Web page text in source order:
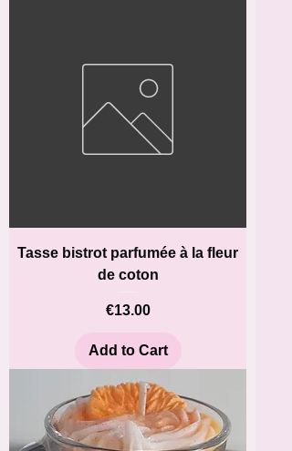
Tasse bistrot parfumée à la fleur
de coton
Price
€13.00
Add to Cart